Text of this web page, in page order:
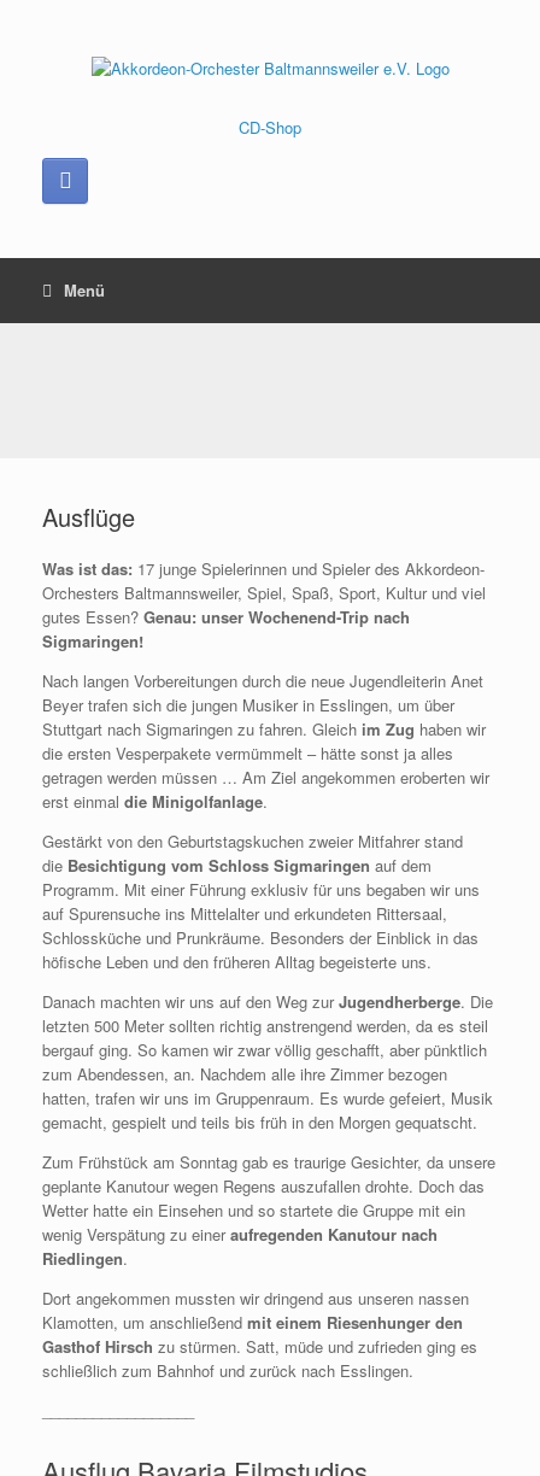
CD-Shop
Menü
Ausflüge
Was ist das: 17 junge Spielerinnen und Spieler des Akkordeon-
Orchesters Baltmannsweiler, Spiel, Spaß, Sport, Kultur und viel
gutes Essen? Genau: unser Wochenend-Trip nach
Sigmaringen!
Nach langen Vorbereitungen durch die neue Jugendleiterin Anet
Beyer trafen sich die jungen Musiker in Esslingen, um über
Stuttgart nach Sigmaringen zu fahren. Gleich im Zug haben wir
die ersten Vesperpakete vermümmelt – hätte sonst ja alles
getragen werden müssen … Am Ziel angekommen eroberten wir
erst einmal die Minigolfanlage.
Gestärkt von den Geburtstagskuchen zweier Mitfahrer stand
die Besichtigung vom Schloss Sigmaringen auf dem
Programm. Mit einer Führung exklusiv für uns begaben wir uns
auf Spurensuche ins Mittelalter und erkundeten Rittersaal,
Schlossküche und Prunkräume. Besonders der Einblick in das
höfische Leben und den früheren Alltag begeisterte uns.
Danach machten wir uns auf den Weg zurJugendherberge. Die
letzten 500 Meter sollten richtig anstrengend werden, da es steil
bergauf ging. So kamen wir zwar völlig geschafft, aber pünktlich
zum Abendessen, an. Nachdem alle ihre Zimmer bezogen
hatten, trafen wir uns im Gruppenraum. Es wurde gefeiert, Musik
gemacht, gespielt und teils bis früh in den Morgen gequatscht.
Zum Frühstück am Sonntag gab es traurige Gesichter, da unsere
geplante Kanutour wegen Regens auszufallen drohte. Doch das
Wetter hatte ein Einsehen und so startete die Gruppe mit ein
wenig Verspätung zu eineraufregenden Kanutour nach
Riedlingen.
Dort angekommen mussten wir dringend aus unseren nassen
Klamotten, um anschließend mit einem Riesenhunger den
Gasthof Hirsch zu stürmen. Satt, müde und zufrieden ging es
schließlich zum Bahnhof und zurück nach Esslingen.